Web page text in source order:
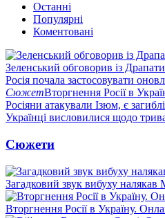
Останні
Популярні
Коментовані
Зеленський обговорив із
Росія почала застосовувати
СюжетВторгнення Росії в
Росіяни атакували Ізюм, є загиблі
Українці висловилися щодо
Сюжети
Загадковий звук вибуху
Вторгнення Росії в Україну.